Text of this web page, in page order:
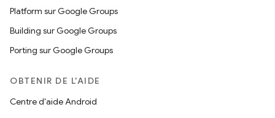
Platform sur Google Groups
Building sur Google Groups
Porting sur Google Groups
OBTENIR DE L'AIDE
Centre d'aide Android